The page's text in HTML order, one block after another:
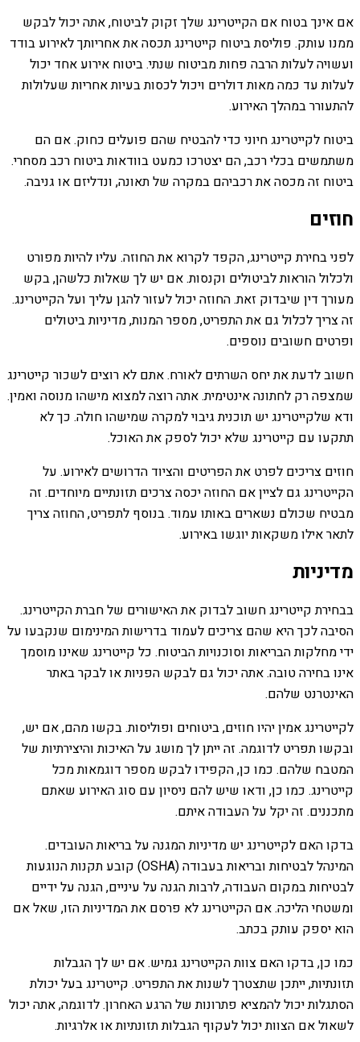
אם אינך בטוח אם הקייטרינג שלך זקוק לביטוח, אתה יכול לבקש
ממנו עותק. פוליסת ביטוח קייטרינג תכסה את אחריותך לאירוע בודד
ועשויה לעלות הרבה פחות מביטוח שנתי. ביטוח אירוע אחד יכול
לעלות עד כמה מאות דולרים ויכול לכסות בעיות אחריות שעלולות
להתעורר במהלך האירוע.
ביטוח לקייטרינג חיוני כדי להבטיח שהם פועלים כחוק. אם הם
משתמשים בכלי רכב, הם יצטרכו כמעט בוודאות ביטוח רכב מסחרי.
ביטוח זה מכסה את רכביהם במקרה של תאונה, ונדליזם או גניבה.
חוזים
לפני בחירת קייטרינג, הקפד לקרוא את החוזה. עליו להיות מפורט
ולכלול הוראות לביטולים וקנסות. אם יש לך שאלות כלשהן, בקש
מעורך דין שיבדוק זאת. החוזה יכול לעזור להגן עליך ועל הקייטרינג.
זה צריך לכלול גם את התפריט, מספר המנות, מדיניות ביטולים
ופרטים חשובים נוספים.
חשוב לדעת את יחס השרתים לאורח. אתם לא רוצים לשכור קייטרינג
שמצפה רק לחתונה אינטימית. אתה רוצה למצוא מישהו מנוסה ואמין.
ודא שלקייטרינג יש תוכנית גיבוי למקרה שמישהו חולה. כך לא
תתקעו עם קייטרינג שלא יכול לספק את האוכל.
חוזים צריכים לפרט את הפריטים והציוד הדרושים לאירוע. על
הקייטרינג גם לציין אם החוזה יכסה צרכים תזונתיים מיוחדים. זה
מבטיח שכולם נשארים באותו עמוד. בנוסף לתפריט, החוזה צריך
לתאר אילו משקאות יוגשו באירוע.
מדיניות
בבחירת קייטרינג חשוב לבדוק את האישורים של חברת הקייטרינג.
הסיבה לכך היא שהם צריכים לעמוד בדרישות המינימום שנקבעו על
ידי מחלקות הבריאות וסוכנויות הביטוח. כל קייטרינג שאינו מוסמך
אינו בחירה טובה. אתה יכול גם לבקש הפניות או לבקר באתר
האינטרנט שלהם.
לקייטרינג אמין יהיו חוזים, ביטוחים ופוליסות. בקשו מהם, אם יש,
ובקשו תפריט לדוגמה. זה ייתן לך מושג על האיכות והיצירתיות של
המטבח שלהם. כמו כן, הקפידו לבקש מספר דוגמאות מכל
קייטרינג. כמו כן, ודאו שיש להם ניסיון עם סוג האירוע שאתם
מתכננים. זה יקל על העבודה איתם.
בדקו האם לקייטרינג יש מדיניות המגנה על בריאות העובדים.
המינהל לבטיחות ובריאות בעבודה (OSHA) קובע תקנות הנוגעות
לבטיחות במקום העבודה, לרבות הגנה על עיניים, הגנה על ידיים
ומשטחי הליכה. אם הקייטרינג לא פרסם את המדיניות הזו, שאל אם
הוא יספק עותק בכתב.
כמו כן, בדקו האם צוות הקייטרינג גמיש. אם יש לך הגבלות
תזונתיות, ייתכן שתצטרך לשנות את התפריט. קייטרינג בעל יכולת
הסתגלות יכול להמציא פתרונות של הרגע האחרון. לדוגמה, אתה יכול
לשאול אם הצוות יכול לעקוף הגבלות תזונתיות או אלרגיות.